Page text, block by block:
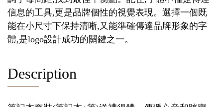
信息的工具,更是品牌個性的視覺表現。選擇一個既
能在小尺寸下保持清晰,又能準確傳達品牌形象的字
體,是logo設計成功的關鍵之一。
Description